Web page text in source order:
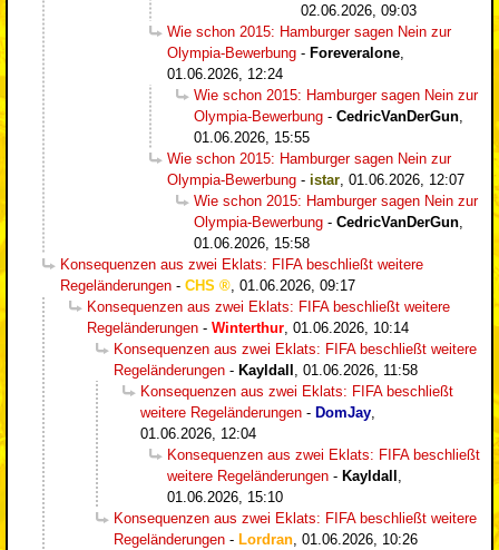
02.06.2026, 09:03
Wie schon 2015: Hamburger sagen Nein zur
Olympia-Bewerbung - Foreveralone
01.06.2026, 12:24
Wie schon 2015: Hamburger sagen Nein zur
Olympia-Bewerbung - CedricVanDerGun
01.06.2026, 15:55
Wie schon 2015: Hamburger sagen Nein zur
Olympia-Bewerbung - istar 01.06.2026, 12:07
Wie schon 2015: Hamburger sagen Nein zur
Olympia-Bewerbung - CedricVanDerGun
01.06.2026, 15:58
Konsequenzen aus zwei Eklats: FIFA beschließt weitere
Regeländerungen - CHS
01.06.2026, 09:17
Konsequenzen aus zwei Eklats: FIFA beschließt weitere
Regeländerungen - Winterthur 01.06.2026, 10:14
Konsequenzen aus zwei Eklats: FIFA beschließt weitere
Regeländerungen - Kayldall
01.06.2026, 11:58
Konsequenzen aus zwei Eklats: FIFA beschließt
weitere Regeländerungen - DomJay
01.06.2026, 12:04
Konsequenzen aus zwei Eklats: FIFA beschließt
weitere Regeländerungen - Kayldall
01.06.2026, 15:10
Konsequenzen aus zwei Eklats: FIFA beschließt weitere
Regeländerungen - Lordran 01.06.2026, 10:26